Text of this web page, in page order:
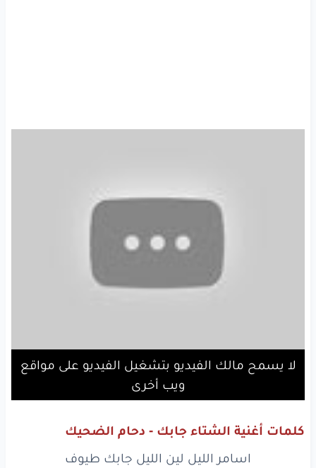
لا يسمح مالك الفيديو بتشغيل الفيديو على مواقع
ويب أخرى
كلمات أغنية الشتاء جابك - دحام الضحيك
اسامر الليل لين الليل جابك طيوف